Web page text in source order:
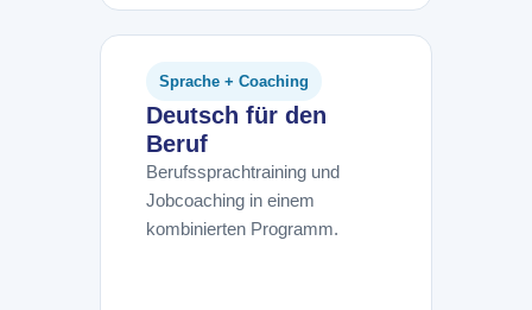
Sprache + Coaching
Deutsch für den
Beruf
Berufssprachtraining und
Jobcoaching in einem
kombinierten Programm.